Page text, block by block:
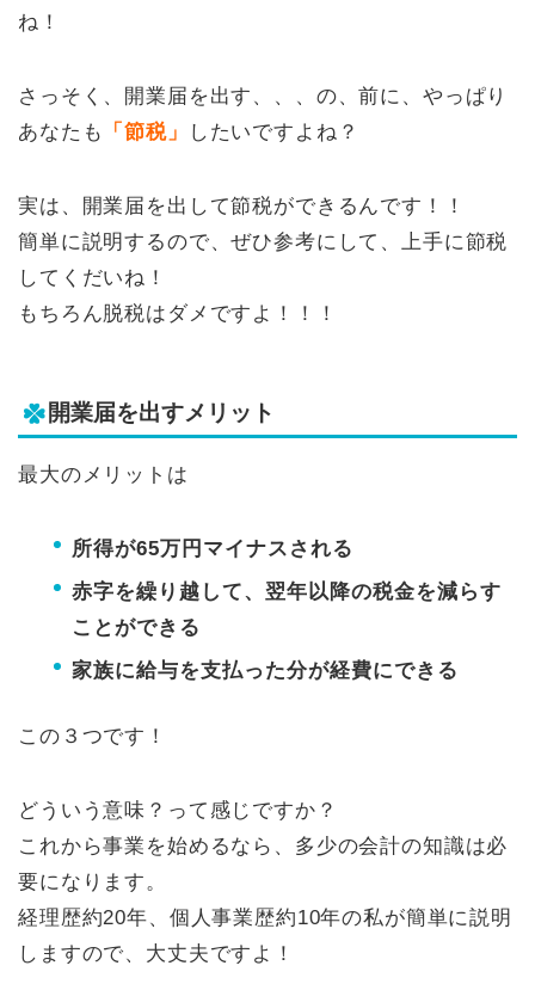
ね！
さっそく、開業届を出す、、、の、前に、やっぱり
あなたも
「節税」 したいですよね？
実は、開業届を出して節税ができるんです！！
簡単に説明するので、ぜひ参考にして、上手に節税
してくだいね！
もちろん脱税はダメですよ！！！
開業届を出すメリット
最大のメリットは
所得が65万円マイナスされる
赤字を繰り越して、翌年以降の税金を減らす
ことができる
家族に給与を支払った分が経費にできる
この３つです！
どういう意味？って感じですか？
これから事業を始めるなら、多少の会計の知識は必
要になります。
経理歴約20年、個人事業歴約10年の私が簡単に説明
しますので、大丈夫ですよ！